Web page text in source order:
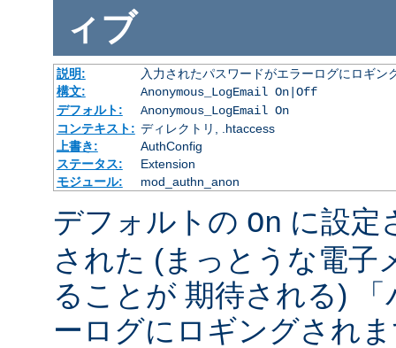
ィブ
説明:
入力されたパスワードがエラーログにロギン
構文:
Anonymous_LogEmail On|Off
デフォルト:
Anonymous_LogEmail On
コンテキスト: ディレクトリ, .htaccess
上書き:
AuthConfig
ステータス:
Extension
モジュール:
mod_authn_anon
デフォルトの On に設定
された (まっとうな電子
ることが 期待される)
ーログにロギングされ